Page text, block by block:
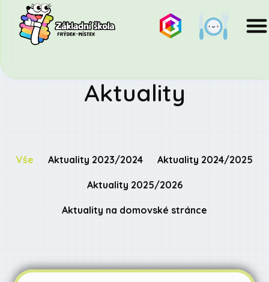
Aktuality
Aktuality 2023/2024 Aktuality 2024/2025
Aktuality 2025/2026
Aktuality na domovské stránce
Vše